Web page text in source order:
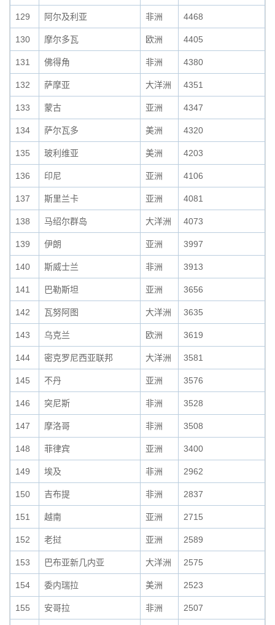
129 阿尔及利亚 非洲 4468
130 摩尔多瓦 欧洲 4405
131 佛得角 非洲 4380
132 萨摩亚 大洋洲 4351
133 蒙古 亚洲 4347
134 萨尔瓦多 美洲 4320
135 玻利维亚 美洲 4203
136 印尼 亚洲 4106
137 斯里兰卡 亚洲 4081
138 马绍尔群岛 大洋洲 4073
139 伊朗 亚洲 3997
140 斯威士兰 非洲 3913
141 巴勒斯坦 亚洲 3656
142 瓦努阿图 大洋洲 3635
143 乌克兰 欧洲 3619
144 密克罗尼西亚联邦 大洋洲 3581
145 不丹 亚洲 3576
146 突尼斯 非洲 3528
147 摩洛哥 非洲 3508
148 菲律宾 亚洲 3400
149 埃及 非洲 2962
150 吉布提 非洲 2837
151 越南 亚洲 2715
152 老挝 亚洲 2589
153 巴布亚新几内亚 大洋洲 2575
154 委内瑞拉 美洲 2523
155 安哥拉 非洲 2507